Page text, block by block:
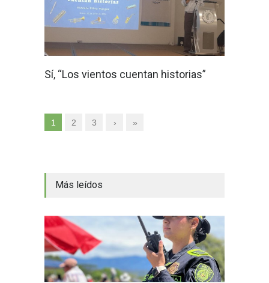
Sí, “Los vientos cuentan historias”
1 2 3 › »
Más leídos